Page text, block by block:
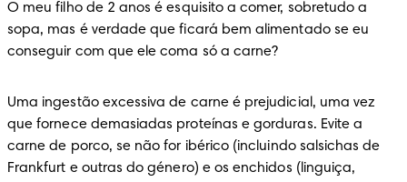
O meu filho de 2 anos é esquisito a comer, sobretudo a
sopa, mas é verdade que ficará bem alimentado se eu
conseguir com que ele coma só a carne?
Uma ingestão excessiva de carne é prejudicial, uma vez
que fornece demasiadas proteínas e gorduras. Evite a
carne de porco, se não for ibérico (incluindo salsichas de
Frankfurt e outras do género) e os enchidos (linguiça,